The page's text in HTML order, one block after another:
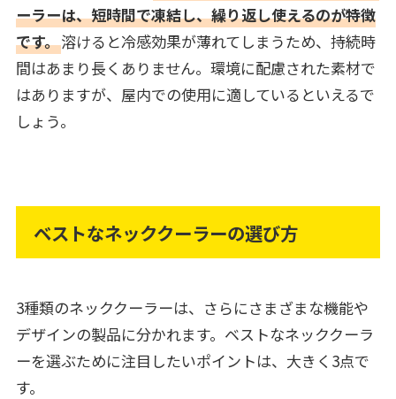
ーラーは、短時間で凍結し、繰り返し使えるのが特徴
です。溶けると冷感効果が薄れてしまうため、持続時
間はあまり長くありません。環境に配慮された素材で
はありますが、屋内での使用に適しているといえるで
しょう。
ベストなネッククーラーの選び方
3種類のネッククーラーは、さらにさまざまな機能や
デザインの製品に分かれます。ベストなネッククーラ
ーを選ぶために注目したいポイントは、大きく3点で
す。